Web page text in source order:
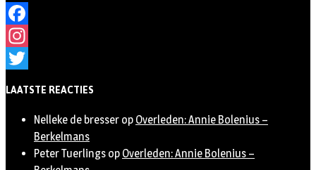
Facebook
Instagram
LAATSTE REACTIES
Nelleke de bresser op Overleden: Annie Bolenius –
Berkelmans
Peter Tuerlings op Overleden: Annie Bolenius –